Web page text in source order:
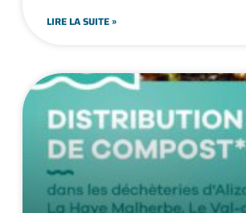
LIRE LA SUITE »